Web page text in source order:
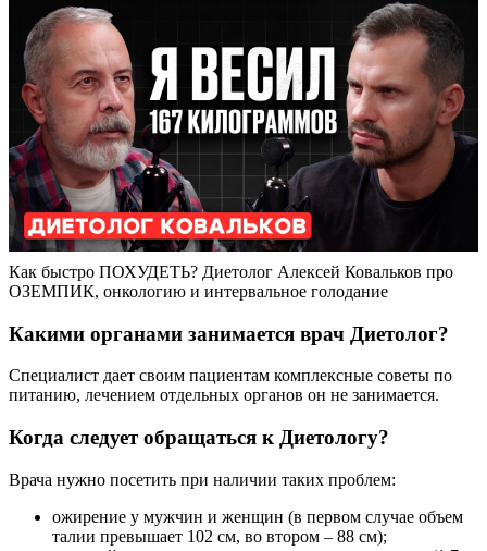
Как быстро ПОХУДЕТЬ? Диетолог Алексей Ковальков про
ОЗЕМПИК, онкологию и интервальное голодание
Какими органами занимается врач Диетолог?
Специалист дает своим пациентам комплексные советы по
питанию, лечением отдельных органов он не занимается.
Когда следует обращаться к Диетологу?
Врача нужно посетить при наличии таких проблем:
ожирение у мужчин и женщин (в первом случае объем
талии превышает 102 см, во втором – 88 см);